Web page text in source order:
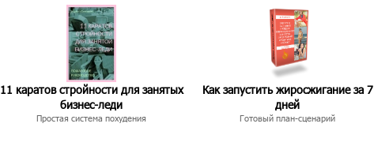
11 каратов стройности для занятых
бизнес-леди
Простая система похудения
Как запустить жиросжигание за 7
дней
Готовый план-сценарий